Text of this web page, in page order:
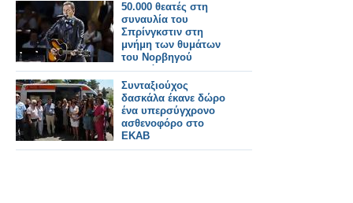
50.000 θεατές στη
συναυλία του
Σπρίνγκστιν στη
μνήμη των θυμάτων
του Νορβηγού
μακελάρη
Συνταξιούχος
δασκάλα έκανε δώρο
ένα υπερσύγχρονο
ασθενοφόρο στο
ΕΚΑΒ